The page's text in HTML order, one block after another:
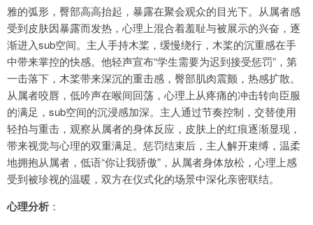
雅的弧形，臀部高高抬起，暴露在聚会观众的目光下。从属者感
受到皮肤因暴露而发热，心理上混合着羞耻与被展示的兴奋，逐
渐进入sub空间。主人手持木桨，缓慢绕行，木桨的沉重感在手
中带来掌控的快感。他轻声宣布“学生需要为迟到接受惩罚”，第
一击落下，木桨带来深沉的重击感，臀部肌肉震颤，热感扩散。
从属者咬唇，低吟声在喉间回荡，心理上从疼痛的冲击转向臣服
的满足，sub空间的沉浸感加深。主人通过节奏控制，交替使用
轻拍与重击，观察从属者的身体反应，皮肤上的红痕逐渐显现，
带来视觉与心理的双重满足。惩罚结束后，主人解开束缚，温柔
地拥抱从属者，低语“你让我骄傲”，从属者身体放松，心理上感
受到被珍视的温暖，双方在仪式化的场景中深化亲密联结。
心理分析 ：